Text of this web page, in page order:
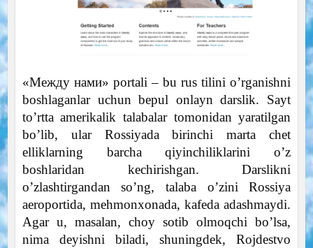
«Между нами» portali – bu rus tilini o’rganishni
boshlaganlar uchun bepul onlayn darslik. Sayt
to’rtta amerikalik talabalar tomonidan yaratilgan
bo’lib, ular Rossiyada birinchi marta chet
elliklarning barcha qiyinchiliklarini o’z
boshlaridan kechirishgan. Darslikni
o’zlashtirgandan so’ng, talaba o’zini Rossiya
aeroportida, mehmonxonada, kafeda adashmaydi.
Agar u, masalan, choy sotib olmoqchi bo’lsa,
nima deyishni biladi, shuningdek, Rojdestvo